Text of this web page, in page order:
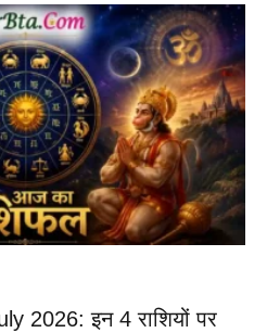
2026: इन 4 राशियों पर